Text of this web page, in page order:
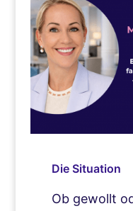
Die Situation
Ob gewollt